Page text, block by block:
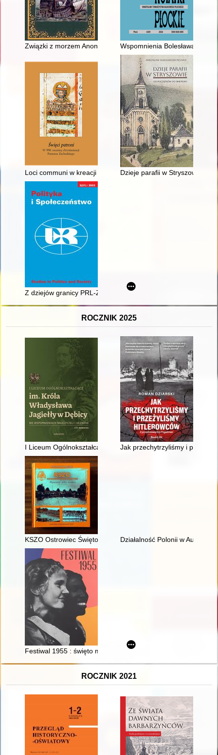
Związki z morzem Anonima, autora "Kroniki polskiej"
Wspomnienia Bolesława
Loci communi w kreacji męczenników "Złotej legendy"
Dzieje parafii w Stryszowie :
Z dziejów granicy PRL-ZSRR po II wojnie światowej :
ROCZNIK 2025
I Liceum Ogólnokształcące im. Króla Władysław Jagiełły w
Jak przechytrzyliśmy i
KSZO Ostrowiec Świętokrzyski : pływanie i piłka wodna :
Działalność Polonii w Austrii
Festiwal 1955 : święto młodości
ROCZNIK 2021